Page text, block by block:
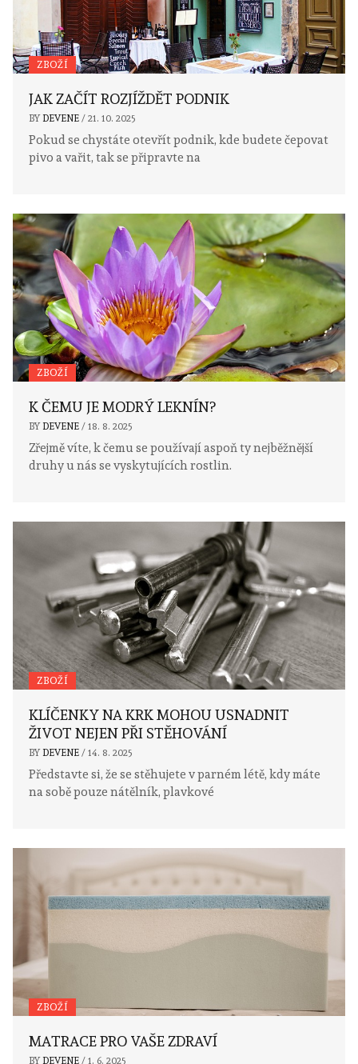
ZBOŽÍ
JAK ZAČÍT ROZJÍŽDĚT PODNIK
BY DEVENE / 21. 10. 2025
Pokud se chystáte otevřít podnik, kde budete čepovat
pivo a vařit, tak se připravte na
ZBOŽÍ
K ČEMU JE MODRÝ LEKNÍN?
BY DEVENE / 18. 8. 2025
Zřejmě víte, k čemu se používají aspoň ty nejběžnější
druhy u nás se vyskytujících rostlin.
ZBOŽÍ
KLÍČENKY NA KRK MOHOU USNADNIT
ŽIVOT NEJEN PŘI STĚHOVÁNÍ
BY DEVENE / 14. 8. 2025
Představte si, že se stěhujete v parném létě, kdy máte
na sobě pouze nátělník, plavkové
ZBOŽÍ
MATRACE PRO VAŠE ZDRAVÍ
BY DEVENE / 1. 6. 2025